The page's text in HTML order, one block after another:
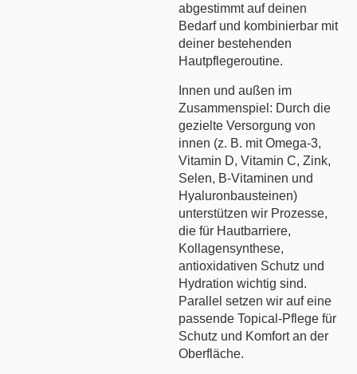
abgestimmt auf deinen
Bedarf und kombinierbar mit
deiner bestehenden
Hautpflegeroutine.
Innen und außen im
Zusammenspiel: Durch die
gezielte Versorgung von
innen (z. B. mit Omega‑3,
Vitamin D, Vitamin C, Zink,
Selen, B‑Vitaminen und
Hyaluronbausteinen)
unterstützen wir Prozesse,
die für Hautbarriere,
Kollagensynthese,
antioxidativen Schutz und
Hydration wichtig sind.
Parallel setzen wir auf eine
passende Topical-Pflege für
Schutz und Komfort an der
Oberfläche.